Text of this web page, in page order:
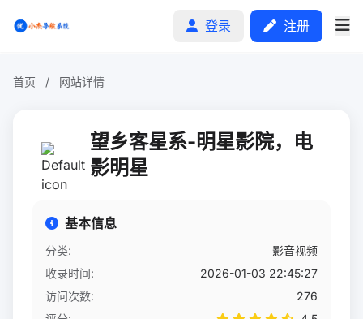
登录 注册
分类排行
自助广告
首页 / 网站详情
望乡客星系-明星影院，电
影明星
基本信息
分类:
影音视频
收录时间:
2026-01-03 22:45:27
访问次数:
276